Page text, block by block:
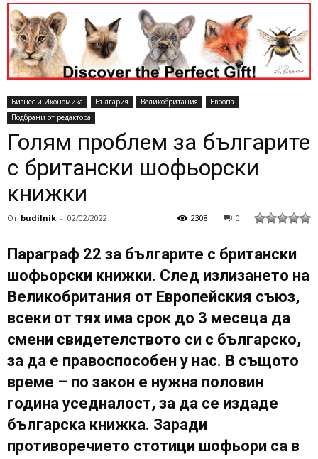
Бизнес и Икономика България Великобритания
Европа
Подбрани от редактора
Голям проблем за българите
с британски шофьорски
книжки
От budilnik - 02/02/2022 0
2308
Параграф 22 за българите с британски
шофьорски книжки. След излизането на
Великобритания от Европейския съюз,
всеки от тях има срок до 3 месеца да
смени свидетелството си с българско,
за да е правоспособен у нас. В същото
време – по закон е нужна половин
година уседналост, за да се издаде
българска книжка. Заради
противоречието стотици шофьори са в